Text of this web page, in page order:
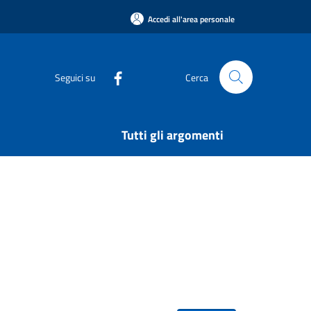
Accedi all'area personale
Seguici su Cerca
Tutti gli argomenti